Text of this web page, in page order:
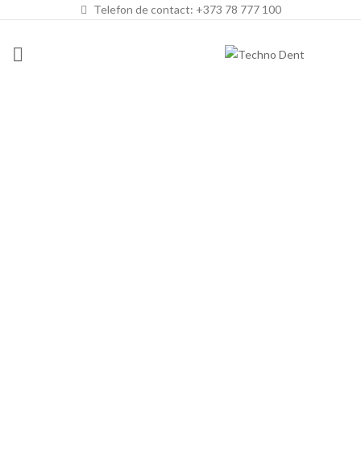
Telefon de contact: +373 78 777 100